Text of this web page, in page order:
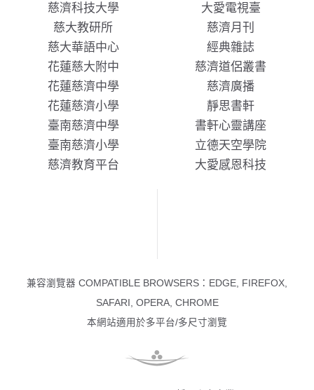
慈濟科技大學
慈大教研所
慈大華語中心
花蓮慈大附中
花蓮慈濟中學
花蓮慈濟小學
臺南慈濟中學
臺南慈濟小學
慈濟教育平台
大愛電視臺
慈濟月刊
經典雜誌
慈濟道侶叢書
慈濟廣播
靜思書軒
書軒心靈講座
立德天空學院
大愛感恩科技
兼容瀏覽器 COMPATIBLE BROWSERS：EDGE, FIREFOX,
SAFARI, OPERA, CHROME
本網站適用於多平台/多尺寸瀏覽